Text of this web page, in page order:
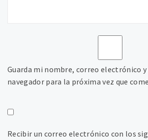
Guarda mi nombre, correo electrónico y
navegador para la próxima vez que
Recibir un correo electrónico con los